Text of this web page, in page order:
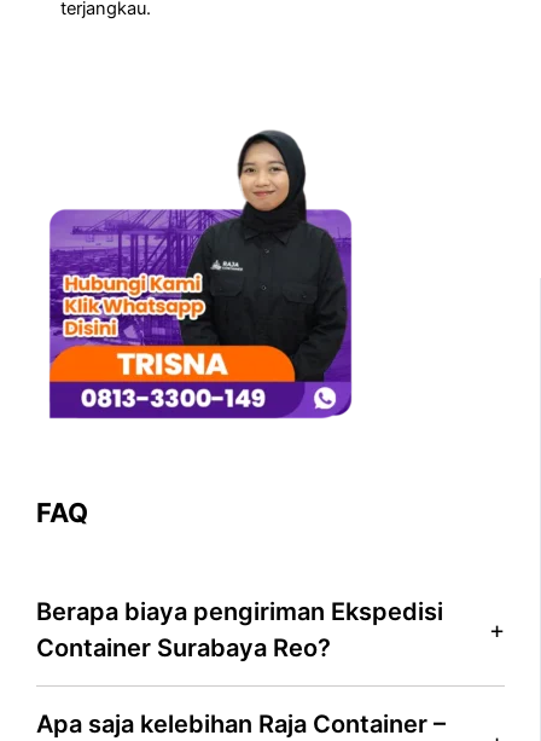
terjangkau.
FAQ
Berapa biaya pengiriman Ekspedisi
Container Surabaya Reo?
Apa saja kelebihan Raja Container –